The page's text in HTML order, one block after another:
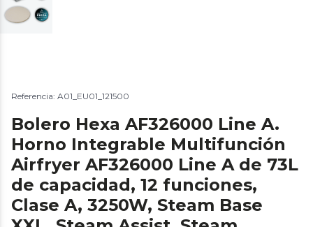
Referencia: A01_EU01_121500
Bolero Hexa AF326000 Line A.
Horno Integrable Multifunción
Airfryer AF326000 Line A de 73L
de capacidad, 12 funciones,
Clase A, 3250W, Steam Base